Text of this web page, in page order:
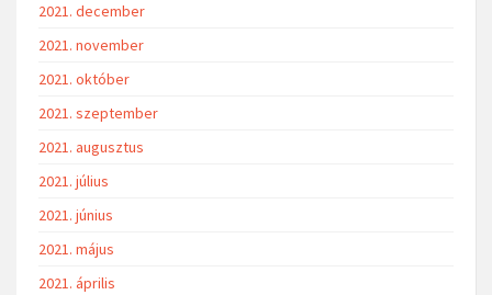
2021. december
2021. november
2021. október
2021. szeptember
2021. augusztus
2021. július
2021. június
2021. május
2021. április